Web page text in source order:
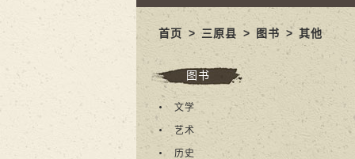
首页 >三原县 > 图书 > 其他
图书
文学
艺术
历史